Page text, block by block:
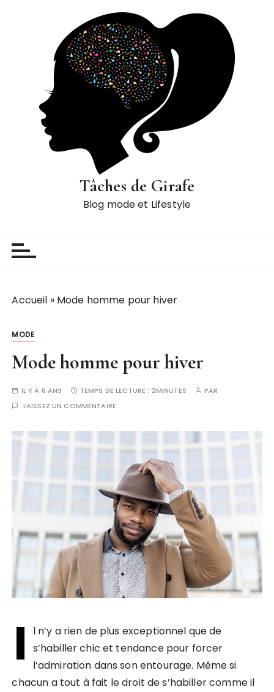
Tâches de Girafe
Blog mode et Lifestyle
Accueil » Mode homme pour hiver
MODE
Mode homme pour hiver
IL Y A 6 ANS TEMPS DE LECTURE : 2MINUTES
PAR
LAISSEZ UN COMMENTAIRE
I
l n’y a rien de plus exceptionnel que de
s’habiller chic et tendance pour forcer
l’admiration dans son entourage. Même si
chacun a tout à fait le droit de s’habiller comme il